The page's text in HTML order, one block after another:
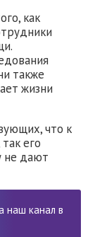
как
также
жизни
что к
его
не дают
наш канал в